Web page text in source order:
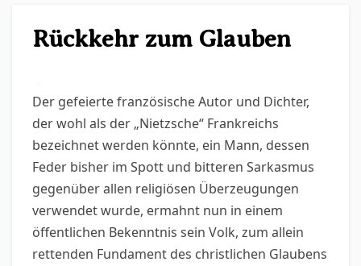
Rückkehr zum Glauben
Der gefeierte französische Autor und Dichter,
der wohl als der „Nietzsche“ Frankreichs
bezeichnet werden könnte, ein Mann, dessen
Feder bisher im Spott und bitteren Sarkasmus
gegenüber allen religiösen Überzeugungen
verwendet wurde, ermahnt nun in einem
öffentlichen Bekenntnis sein Volk, zum allein
rettenden Fundament des christlichen Glaubens